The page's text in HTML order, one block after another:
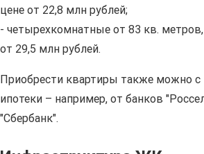
цене от 22,8 млн рублей;
- четырехкомнатные от 83 кв.
от 29,5 млн рублей.
Приобрести квартиры также можно с
ипотеки – например, от банков
"Сбербанк".